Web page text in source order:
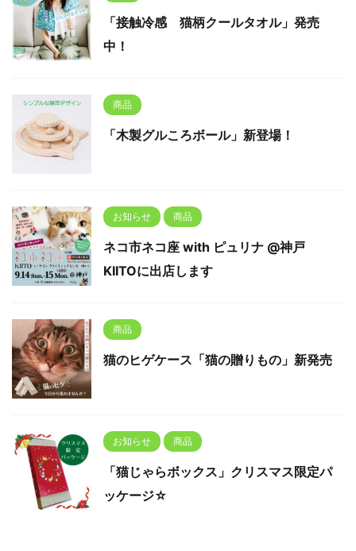
「接触冷感 猫柄クールタオル」発売
中！
商品
「木製グルころボール」新登場！
お知らせ 商品
ネコ市ネコ座 with ピュリナ @神戸
KIITOに出店します
商品
猫のヒゲケース「猫の贈りもの」新発売
お知らせ 商品
「猫じゃらボックス」クリスマス限定パ
ッケージ☆